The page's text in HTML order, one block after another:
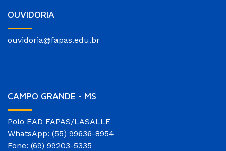
OUVIDORIA
ouvidoria@fapas.edu.br
CAMPO GRANDE - MS
Polo EAD FAPAS/LASALLE
WhatsApp: (55) 99636-8954
Fone: (69) 99203-5335